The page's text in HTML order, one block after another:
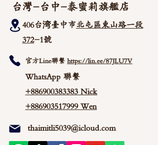
台灣-台中-泰蜜莉旗艦店
406台湾臺中市北屯區東山路一段
372-1號
官方Line聯繫 https://lin.ee/87JLU7V
WhatsApp 聯繫
+886900383383 Nick
+886903517999 Wen
thaimitli5039@icloud.com